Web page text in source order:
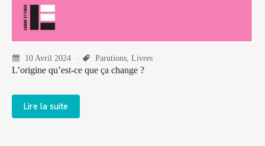
10 Avril 2024 Parutions Livres
L’origine qu’est-ce que ça change ?
Lire la suite